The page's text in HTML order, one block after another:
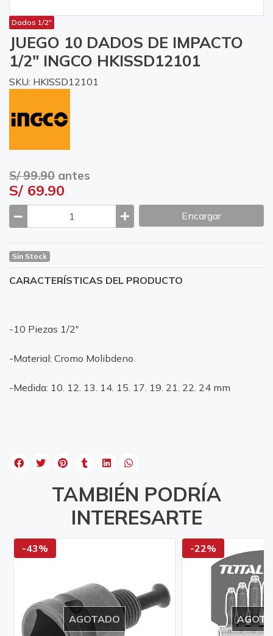
Dados 1/2"
JUEGO 10 DADOS DE IMPACTO
1/2" INGCO HKISSD12101
SKU: HKISSD12101
S/ 99.90 antes
S/ 69.90
Encargar
Sin Stock
CARACTERÍSTICAS DEL PRODUCTO
-10 Piezas 1/2"
-Material: Cromo Molibdeno
-Medida: 10. 12. 13. 14. 15. 17. 19. 21. 22. 24 mm
TAMBIÉN PODRÍA
INTERESARTE
-43%
AGOTADO
-22%